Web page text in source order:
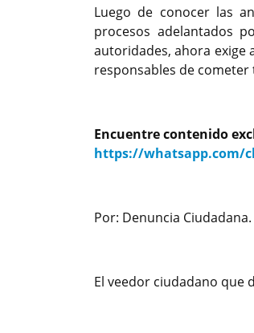
Luego de conocer las
procesos adelantados
autoridades, ahora exige
responsables de cometer
Encuentre contenido
https://whatsapp.com/
Por: Denuncia Ciudadana.
El veedor ciudadano que